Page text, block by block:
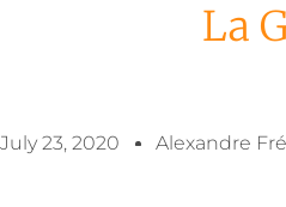
La
July 23, 2020 Alexandre